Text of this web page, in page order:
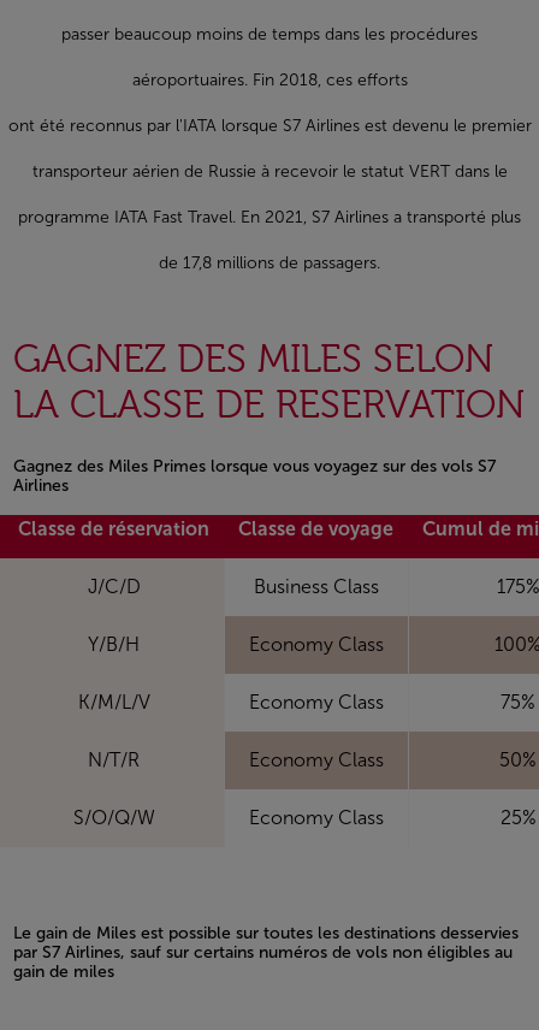
passer beaucoup moins de temps dans les procédures
aéroportuaires. Fin 2018, ces efforts
ont été reconnus par l'IATA lorsque S7 Airlines est devenu le premier
transporteur aérien de Russie à recevoir le statut VERT dans le
programme IATA Fast Travel. En 2021, S7 Airlines a transporté plus
de 17,8 millions de passagers.
GAGNEZ DES MILES SELON
LA CLASSE DE RESERVATION
Gagnez des Miles Primes lorsque vous voyagez sur des vols S7
Airlines
Classe de réservation Classe de voyage Cumul de
J/C/D Business Class 175%
Y/B/H Economy Class
K/M/L/V Economy Class 75%
N/T/R Economy Class 50%
S/O/Q/W Economy Class 25%
Le gain de Miles est possible sur toutes les destinations desservies
par S7 Airlines, sauf sur certains numéros de vols non éligibles au
gain de miles